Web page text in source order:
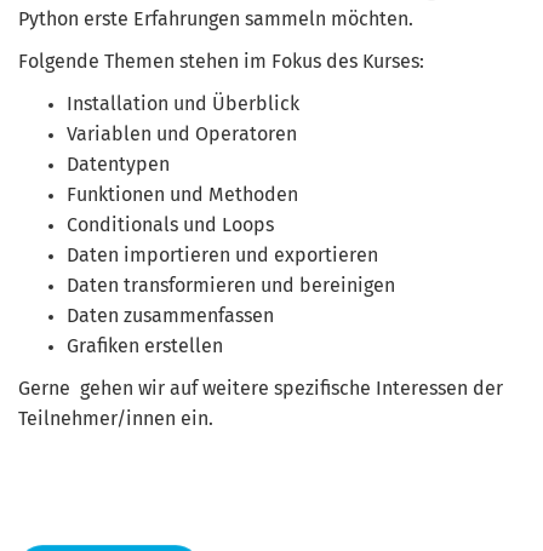
Python erste Erfahrungen sammeln möchten.
Folgende Themen stehen im Fokus des Kurses:
Installation und Überblick
Variablen und Operatoren
Datentypen
Funktionen und Methoden
Conditionals und Loops
Daten importieren und exportieren
Daten transformieren und bereinigen
Daten zusammenfassen
Grafiken erstellen
Gerne gehen wir auf weitere spezifische Interessen der
Teilnehmer/innen ein.